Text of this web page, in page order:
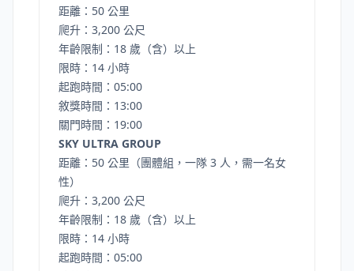
距離：50 公里
爬升：3,200 公尺
年齡限制：18 歲（含）以上
限時：14 小時
起跑時間：05:00
敘獎時間：13:00
關門時間：19:00
SKY ULTRA GROUP
距離：50 公里（團體組，一隊 3 人，需一名女
性）
爬升：3,200 公尺
年齡限制：18 歲（含）以上
限時：14 小時
起跑時間：05:00